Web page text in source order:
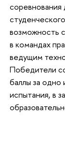
соревнования
возможность
в командах
ведущим
Победители
баллы за одно
испытания, в